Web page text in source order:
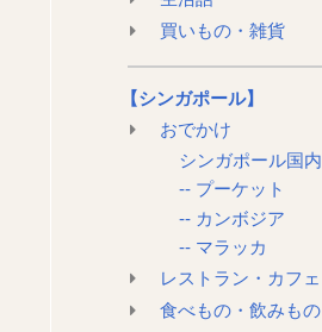
買いもの・雑貨
【シンガポール】
おでかけ
シンガポール国内
-- プーケット
-- カンボジア
-- マラッカ
レストラン・カフェ
食べもの・飲みもの